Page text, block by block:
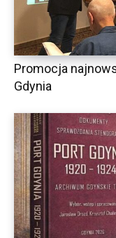
Promocja
Gdynia